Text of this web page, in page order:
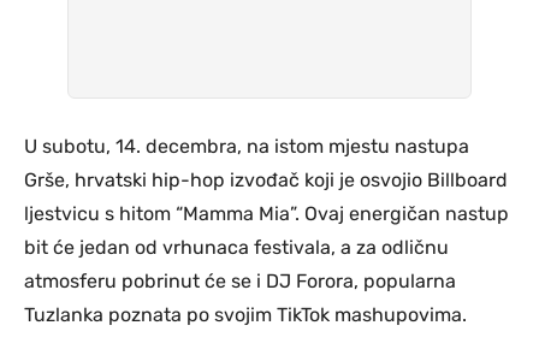
U subotu, 14. decembra, na istom mjestu nastupa
Grše, hrvatski hip-hop izvođač koji je osvojio Billboard
ljestvicu s hitom “Mamma Mia”. Ovaj energičan nastup
bit će jedan od vrhunaca festivala, a za odličnu
atmosferu pobrinut će se i DJ Forora, popularna
Tuzlanka poznata po svojim TikTok mashupovima.